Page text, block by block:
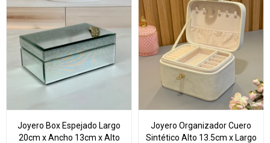
Joyero Box Espejado Largo
20cm x Ancho 13cm x Alto
Joyero Organizador Cuero
Sintético Alto 13.5cm x Largo